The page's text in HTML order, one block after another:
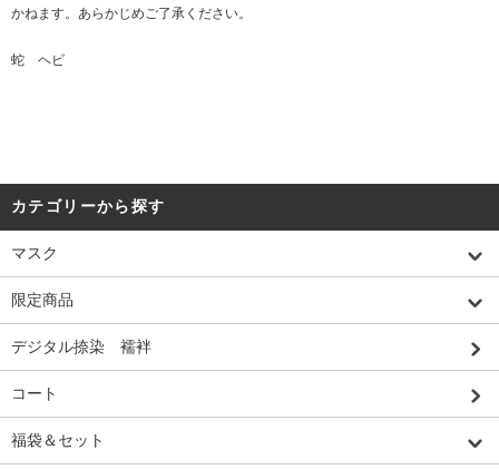
かねます。あらかじめご了承ください。
蛇 ヘビ
カテゴリーから探す
マスク
限定商品
デジタル捺染 襦袢
コート
福袋＆セット